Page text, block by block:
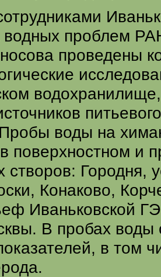
водных проблем
проведены
воды на
поверхностном и
створов: Городня,
Конаково,
Иваньковской
В пробах воды
в том